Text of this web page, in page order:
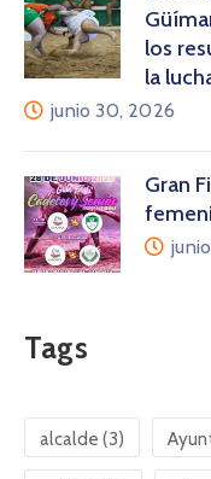
los
la
junio 30, 2026
Gran
Tags
alcalde (3)